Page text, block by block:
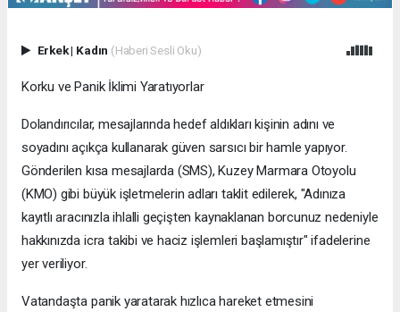
Erkek| Kadın (Haberi Sesli Oku)
​Korku ve Panik İklimi Yaratıyorlar
​Dolandırıcılar, mesajlarında hedef aldıkları kişinin adını ve
soyadını açıkça kullanarak güven sarsıcı bir hamle yapıyor.
Gönderilen kısa mesajlarda (SMS), Kuzey Marmara Otoyolu
(KMO) gibi büyük işletmelerin adları taklit edilerek, "Adınıza
kayıtlı aracınızla ihlalli geçişten kaynaklanan borcunuz nedeniyle
hakkınızda icra takibi ve haciz işlemleri başlamıştır" ifadelerine
yer veriliyor.
​Vatandaşta panik yaratarak hızlıca hareket etmesini